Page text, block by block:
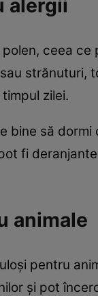
alergii
ceea
zilei.
bine să
fi
animale
pentru
și pot